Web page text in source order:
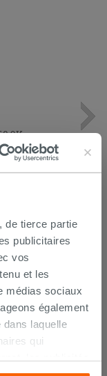
de tierce partie
publicitaires
vos
et les
médias sociaux
également
laquelle
qui
3Kg